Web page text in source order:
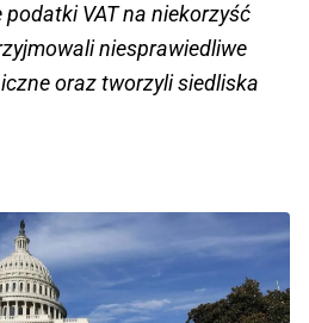
VAT na niekorzyść
niesprawiedliwe
oraz tworzyli siedliska